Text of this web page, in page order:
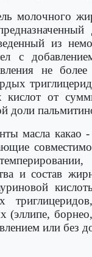
молочного
из
с
не
кислот от
доли
масла
и состав
(эллипе,
или без